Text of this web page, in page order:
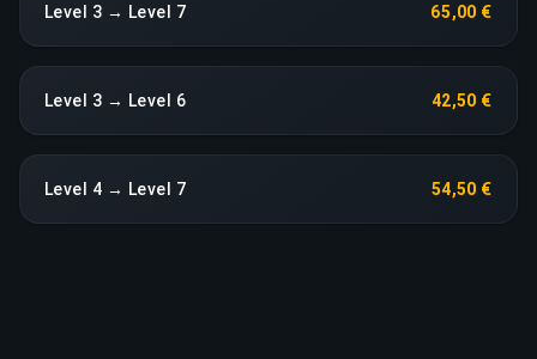
Level 3 → Level 7 65,00 €
Level 3 → Level 6 42,50 €
Level 4 → Level 7 54,50 €